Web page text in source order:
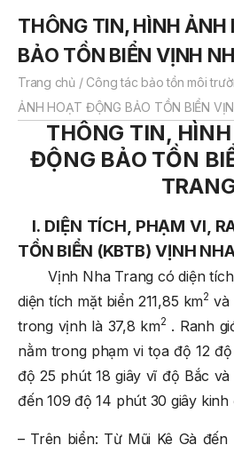
THÔNG TIN, HÌNH
BẢO TỒN BIỂN VỊNH
Trang chủ / Công tác bảo tồn môi
ẢNH HOẠT ĐỘNG BẢO TỒN BIỂN
THÔNG TIN,
ĐỘNG BẢO TỒN
I. DIỆN TÍCH, PHẠM VI,
TỒN BIỂN (KBTB) VỊNH
Vịnh Nha Trang có diện tích
diện tích mặt biển 211,85 km2 và
trong vịnh là 37,8 km2 . Ranh
nằm trong phạm vi tọa độ 12
độ 25 phút 18 giây vĩ độ Bắc
đến 109 độ 14 phút 30 giây
– Trên biển: Từ Mũi Kê Gà đến